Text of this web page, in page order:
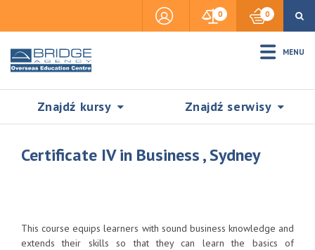
0 0
MENU
Znajdź kursy Znajdź serwisy
Insurance
Certificate IV in Business , Sydney
This course equips learners with sound business knowledge and
extends their skills so that they can learn the basics of